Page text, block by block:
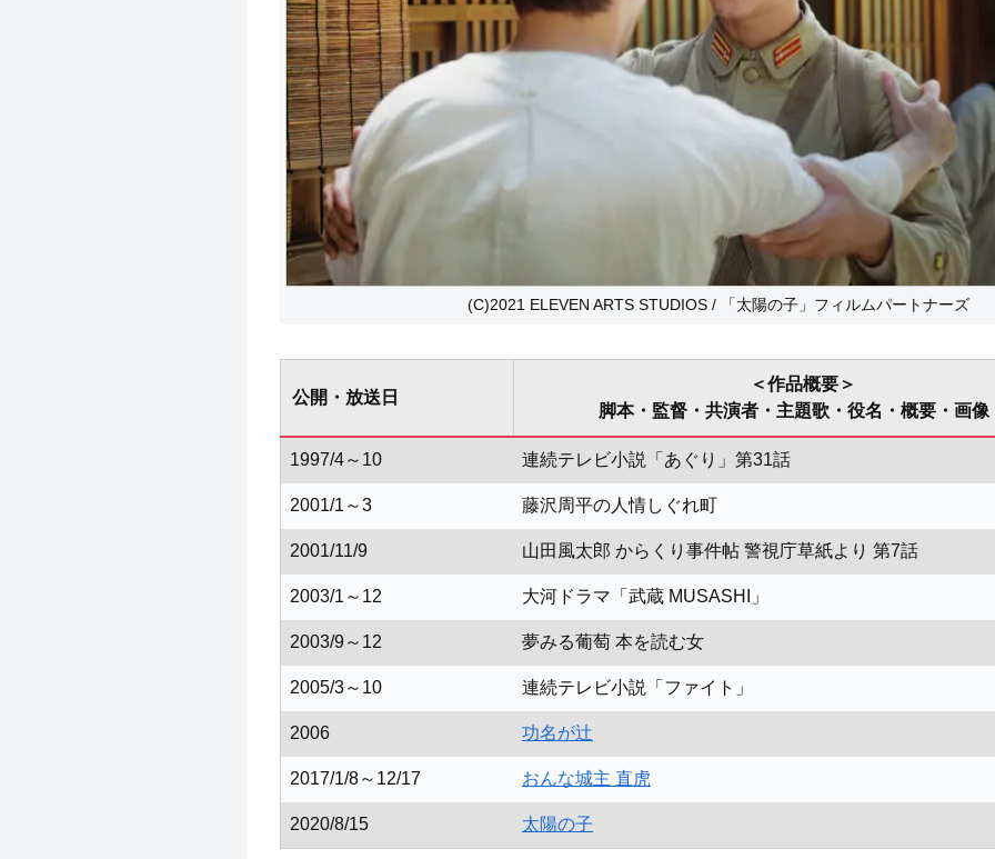
(C)2021 ELEVEN ARTS STUDIOS / 「太陽の子」フィルムパートナーズ
公開・放送日
＜作品概要＞
脚本・監督・共演者・主題歌・役名・概要・画像
1997/4～10 連続テレビ小説「あぐり」第31話
2001/1～3 藤沢周平の人情しぐれ町
2001/11/9 山田風太郎 からくり事件帖 警視庁草紙より 第7話
2003/1～12 大河ドラマ「武蔵 MUSASHI」
2003/9～12 夢みる葡萄 本を読む女
2005/3～10 連続テレビ小説「ファイト」
2006 功名が辻
2017/1/8～12/17 おんな城主 直虎
2020/8/15 太陽の子